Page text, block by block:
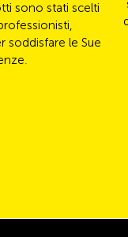
sono stati scelti
soddisfare le Sue